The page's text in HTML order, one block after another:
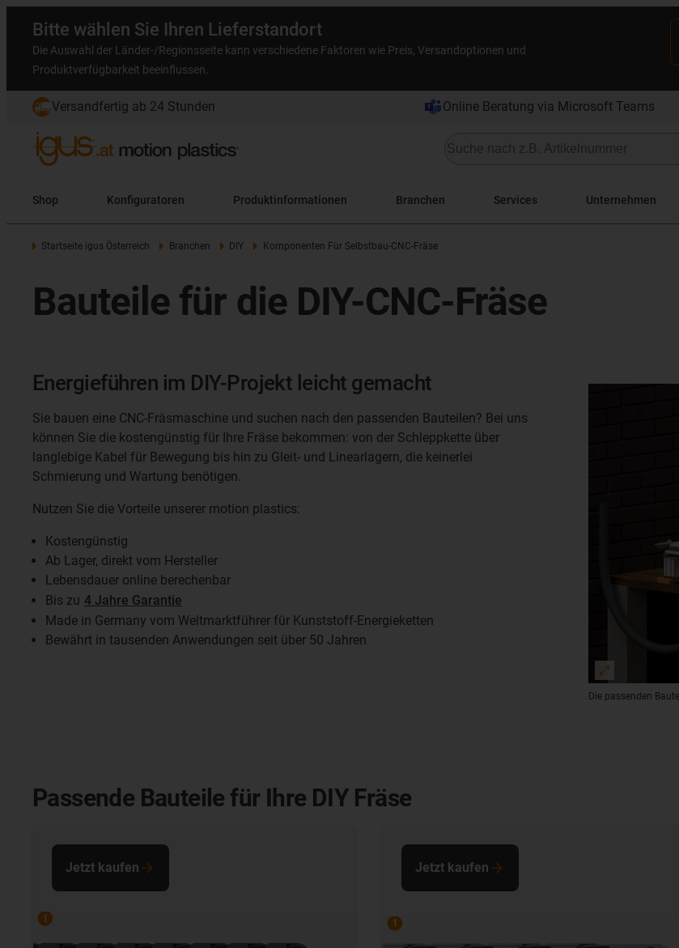
Bitte wählen Sie Ihren Lieferstandort
Die Auswahl der Länder-/Regionsseite kann verschiedene Faktoren wie Preis, Versandoptionen und
Produktverfügbarkeit beeinflussen.
Versandfertig ab 24 Stunden Online Beratung via Microsoft Teams
Shop Konfiguratoren Produktinformationen Branchen Services Unternehmen
Startseite igus Österreich Branchen DIY Komponenten Für Selbstbau-CNC-Fräse
Bauteile für die DIY-CNC-Fräse
Die passenden
Energieführen im DIY-Projekt leicht gemacht
Sie bauen eine CNC-Fräsmaschine und suchen nach den passenden Bauteilen? Bei uns
können Sie die kostengünstig für Ihre Fräse bekommen: von der Schleppkette über
langlebige Kabel für Bewegung bis hin zu Gleit- und Linearlagern, die keinerlei
Schmierung und Wartung benötigen.
Nutzen Sie die Vorteile unserer motion plastics:
Kostengünstig
Ab Lager, direkt vom Hersteller
Lebensdauer online berechenbar
Bis zu 4 Jahre Garantie
Made in Germany vom Weltmarktführer für Kunststoff-Energieketten
Bewährt in tausenden Anwendungen seit über 50 Jahren
Passende Bauteile für Ihre DIY Fräse
Jetzt kaufen Jetzt kaufen